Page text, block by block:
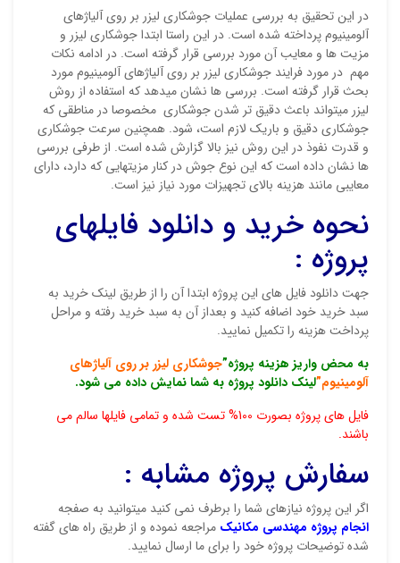
در این تحقیق به بررسی عملیات جوشکاری لیزر بر روی آلیاژهای
آلومینیوم پرداخته شده است. در این راستا ابتدا جوشکاری لیزر و
مزیت ها و معایب آن مورد بررسی قرار گرفته است. در ادامه نکات
مهم در مورد فرایند جوشکاری لیزر بر روی آلیاژهای آلومینیوم مورد
بحث قرار گرفته است. بررسی ها نشان میدهد که استفاده از روش
لیزر میتواند باعث دقیق تر شدن جوشکاری مخصوصا در مناطقی که
جوشکاری دقیق و باریک لازم است، شود. همچنین سرعت جوشکاری
و قدرت نفوذ در این روش نیز بالا گزارش شده است. از طرفی بررسی
ها نشان داده است که این نوع جوش در کنار مزیت­هایی که دارد، دارای
معایبی مانند هزینه بالای تجهیزات مورد نیاز نیز است.
نحوه خرید و دانلود فایلهای
پروژه :
جهت دانلود فایل های این پروژه ابتدا آن را از طریق لینک خرید به
سبد خرید خود اضافه کنید و بعداز آن به سبد خرید رفته و مراحل
پرداخت هزینه را تکمیل نمایید.
به محض واریز هزینه پروژه”جوشکاری لیزر بر روی آلیاژهای
آلومینیوم”لینک دانلود پروژه به شما نمایش داده می شود.
فایل های پروژه بصورت 100% تست شده و تمامی فایلها سالم می
باشند.
سفارش پروژه مشابه :
اگر این پروژه نیازهای شما را برطرف نمی کنید میتوانید به صفجه
انجام پروژه مهندسی مکانیک مراجعه نموده و از طریق راه های گفته
شده توضیحات پروژه خود را برای ما ارسال نمایید.